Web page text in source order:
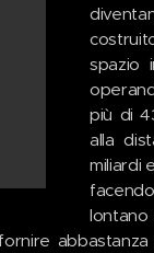
spazio
più di
alla
miliardi
lontano
abbastanza